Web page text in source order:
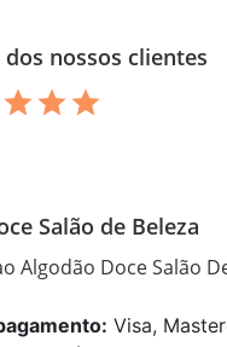
nossos clientes
star star star
Salão de Beleza
Algodão Doce Salão
Visa,